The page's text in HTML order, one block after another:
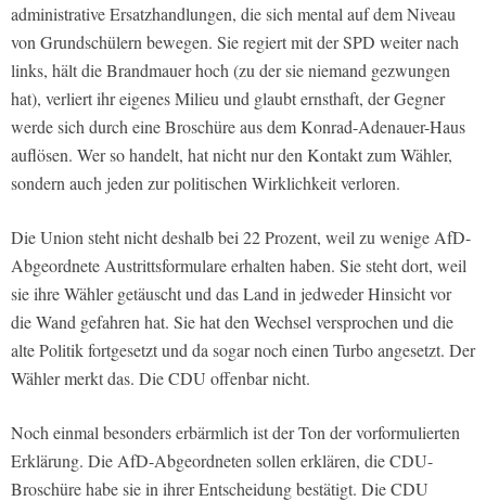
administrative Ersatzhandlungen, die sich mental auf dem Niveau
von Grundschülern bewegen. Sie regiert mit der SPD weiter nach
links, hält die Brandmauer hoch (zu der sie niemand gezwungen
hat), verliert ihr eigenes Milieu und glaubt ernsthaft, der Gegner
werde sich durch eine Broschüre aus dem Konrad-Adenauer-Haus
auflösen. Wer so handelt, hat nicht nur den Kontakt zum Wähler,
sondern auch jeden zur politischen Wirklichkeit verloren.
Die Union steht nicht deshalb bei 22 Prozent, weil zu wenige AfD-
Abgeordnete Austrittsformulare erhalten haben. Sie steht dort, weil
sie ihre Wähler getäuscht und das Land in jedweder Hinsicht vor
die Wand gefahren hat. Sie hat den Wechsel versprochen und die
alte Politik fortgesetzt und da sogar noch einen Turbo angesetzt. Der
Wähler merkt das. Die CDU offenbar nicht.
Noch einmal besonders erbärmlich ist der Ton der vorformulierten
Erklärung. Die AfD-Abgeordneten sollen erklären, die CDU-
Broschüre habe sie in ihrer Entscheidung bestätigt. Die CDU